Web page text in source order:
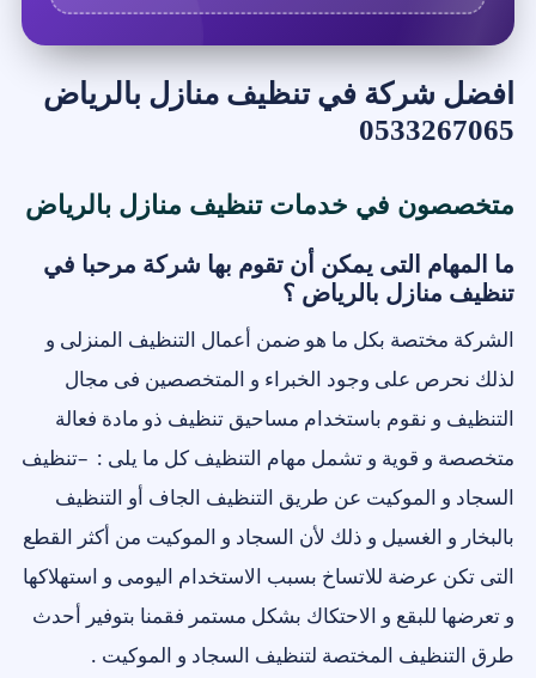
افضل شركة في تنظيف منازل بالرياض
0533267065
متخصصون في خدمات تنظيف منازل بالرياض
ما المهام التى يمكن أن تقوم بها شركة مرحبا في
تنظيف منازل بالرياض ؟
الشركة مختصة بكل ما هو ضمن أعمال التنظيف المنزلى و
لذلك نحرص على وجود الخبراء و المتخصصين فى مجال
التنظيف و نقوم باستخدام مساحيق تنظيف ذو مادة فعالة
متخصصة و قوية و تشمل مهام التنظيف كل ما يلى : –تنظيف
السجاد و الموكيت عن طريق التنظيف الجاف أو التنظيف
بالبخار و الغسيل و ذلك لأن السجاد و الموكيت من أكثر القطع
التى تكن عرضة للاتساخ بسبب الاستخدام اليومى و استهلاكها
و تعرضها للبقع و الاحتكاك بشكل مستمر فقمنا بتوفير أحدث
طرق التنظيف المختصة لتنظيف السجاد و الموكيت .